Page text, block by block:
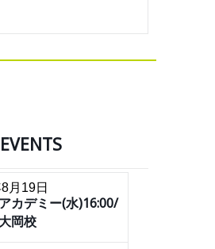
月19日
カデミー(水)16:00/
岡校